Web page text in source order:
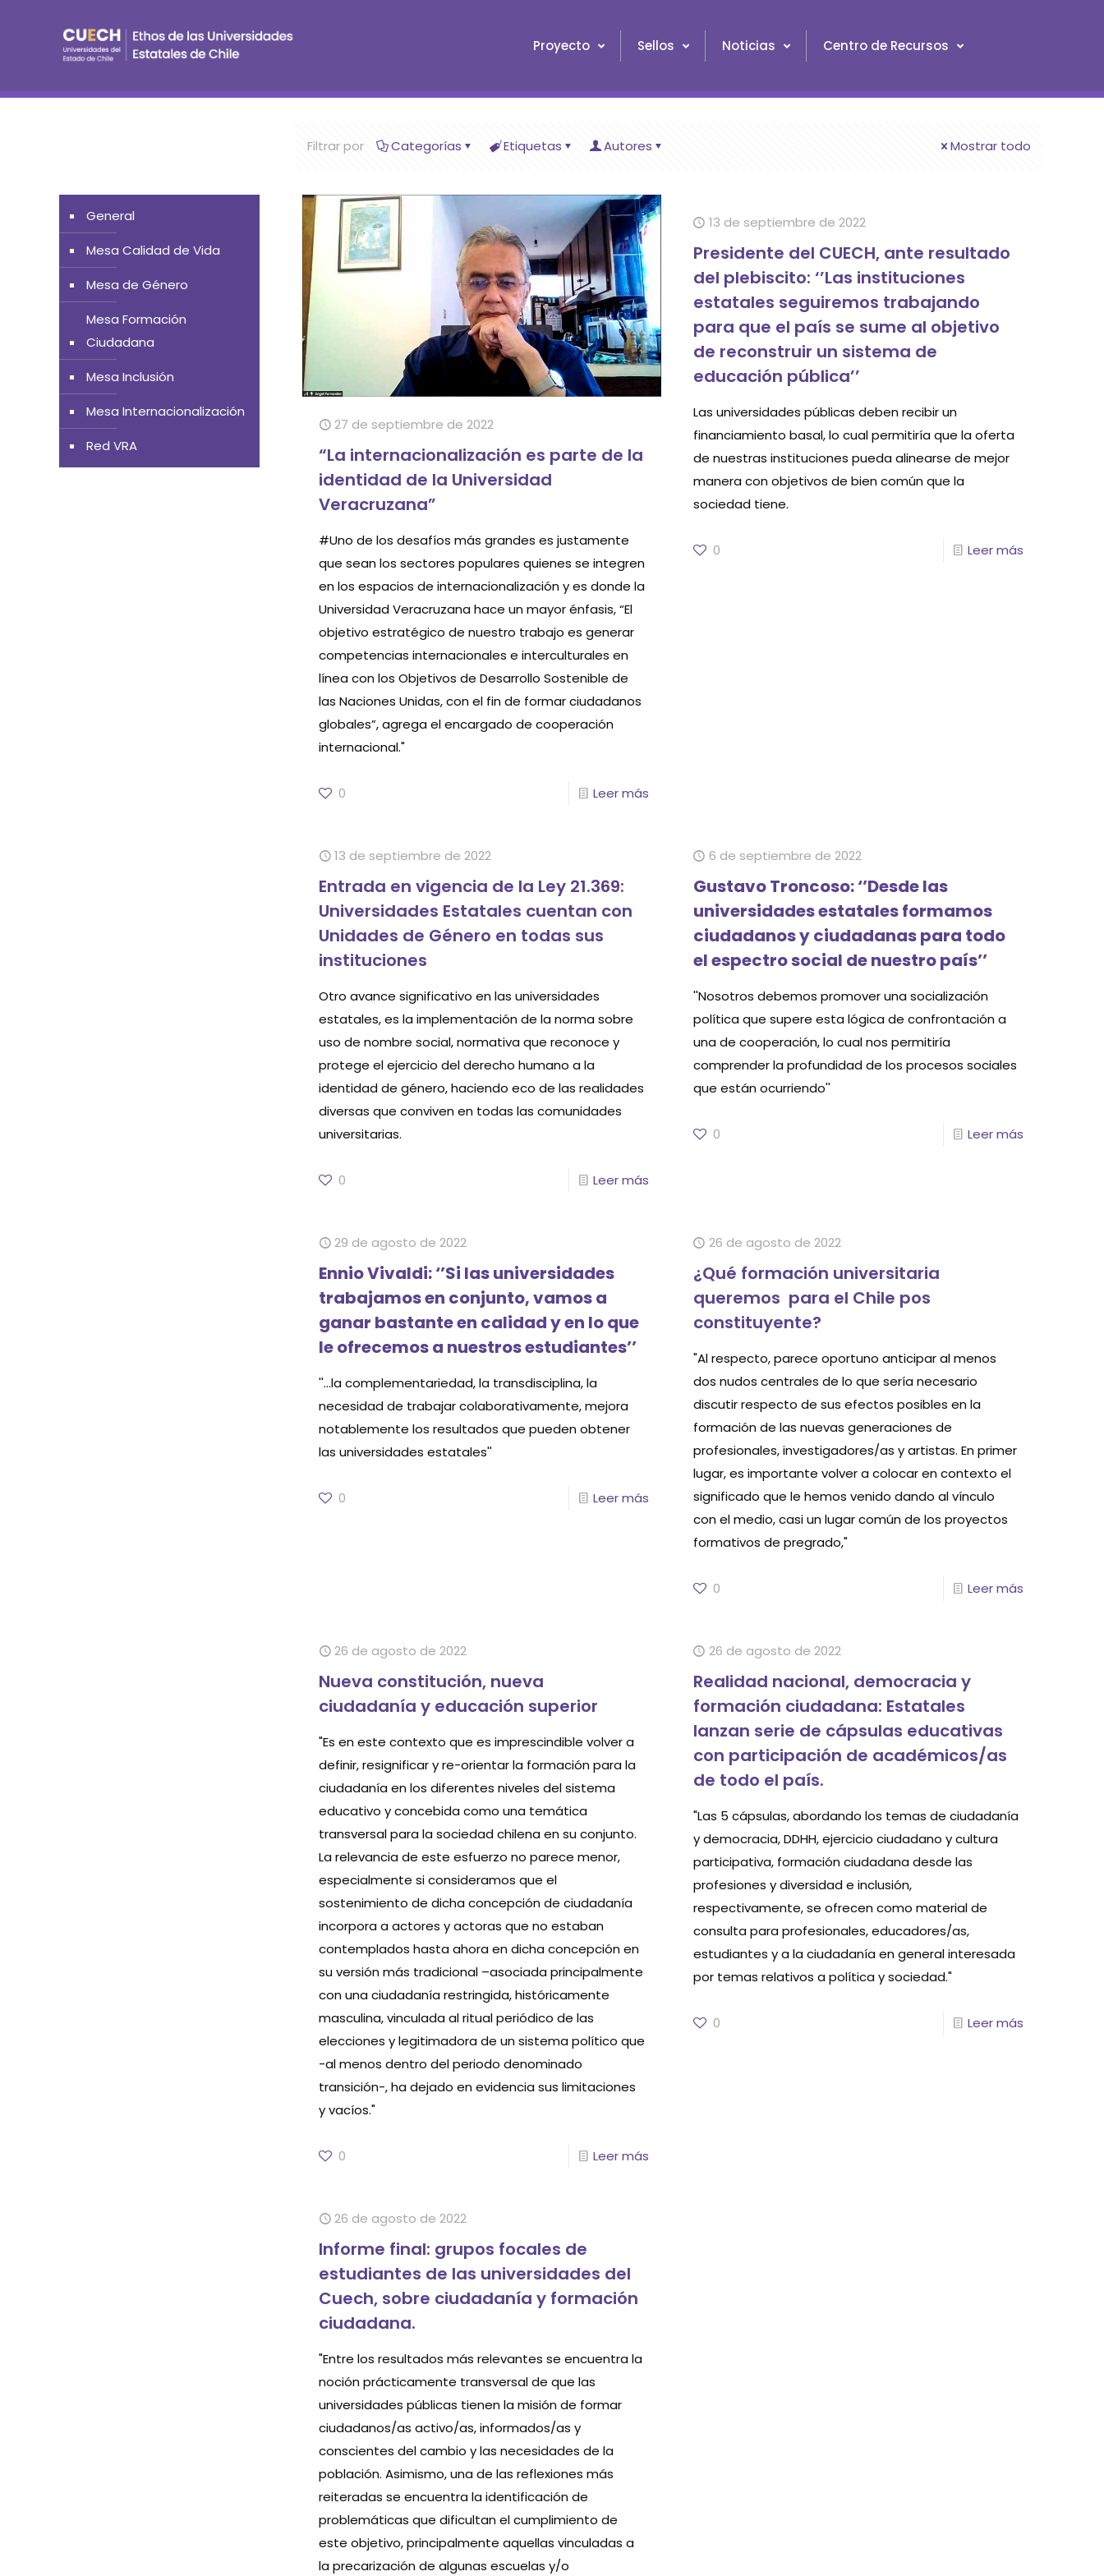
Proyecto Sellos Noticias Centro de Recursos
Filtrar por Categorías Etiquetas Autores Mostrar todo
27 de septiembre de 2022
“La internacionalización es parte de la
identidad de la Universidad
Veracruzana”
#Uno de los desafíos más grandes es justamente
que sean los sectores populares quienes se integren
en los espacios de internacionalización y es donde la
Universidad Veracruzana hace un mayor énfasis, “El
objetivo estratégico de nuestro trabajo es generar
competencias internacionales e interculturales en
línea con los Objetivos de Desarrollo Sostenible de
las Naciones Unidas, con el fin de formar ciudadanos
globales”, agrega el encargado de cooperación
internacional."
0 Leer más
13 de septiembre de 2022
Presidente del CUECH, ante resultado
del plebiscito: ‘’Las instituciones
estatales seguiremos trabajando
para que el país se sume al objetivo
de reconstruir un sistema de
educación pública’’
Las universidades públicas deben recibir un
financiamiento basal, lo cual permitiría que la oferta
de nuestras instituciones pueda alinearse de mejor
manera con objetivos de bien común que la
sociedad tiene.
0 Leer más
13 de septiembre de 2022
Entrada en vigencia de la Ley 21.369:
Universidades Estatales cuentan con
Unidades de Género en todas sus
instituciones
Otro avance significativo en las universidades
estatales, es la implementación de la norma sobre
uso de nombre social, normativa que reconoce y
protege el ejercicio del derecho humano a la
identidad de género, haciendo eco de las realidades
diversas que conviven en todas las comunidades
universitarias.
0 Leer más
6 de septiembre de 2022
Gustavo Troncoso: ‘’Desde las
universidades estatales formamos
ciudadanos y ciudadanas para todo
el espectro social de nuestro país’’
''Nosotros debemos promover una socialización
política que supere esta lógica de confrontación a
una de cooperación, lo cual nos permitiría
comprender la profundidad de los procesos sociales
que están ocurriendo''
0 Leer más
29 de agosto de 2022
Ennio Vivaldi: ‘’Si las universidades
trabajamos en conjunto, vamos a
ganar bastante en calidad y en lo que
le ofrecemos a nuestros estudiantes’’
''...la complementariedad, la transdisciplina, la
necesidad de trabajar colaborativamente, mejora
notablemente los resultados que pueden obtener
las universidades estatales''
0 Leer más
26 de agosto de 2022
¿Qué formación universitaria
queremos para el Chile pos
constituyente?
"Al respecto, parece oportuno anticipar al menos
dos nudos centrales de lo que sería necesario
discutir respecto de sus efectos posibles en la
formación de las nuevas generaciones de
profesionales, investigadores/as y artistas. En primer
lugar, es importante volver a colocar en contexto el
significado que le hemos venido dando al vínculo
con el medio, casi un lugar común de los proyectos
formativos de pregrado,"
0 Leer más
26 de agosto de 2022
Nueva constitución, nueva
ciudadanía y educación superior
"Es en este contexto que es imprescindible volver a
definir, resignificar y re-orientar la formación para la
ciudadanía en los diferentes niveles del sistema
educativo y concebida como una temática
transversal para la sociedad chilena en su conjunto.
La relevancia de este esfuerzo no parece menor,
especialmente si consideramos que el
sostenimiento de dicha concepción de ciudadanía
incorpora a actores y actoras que no estaban
contemplados hasta ahora en dicha concepción en
su versión más tradicional –asociada principalmente
con una ciudadanía restringida, históricamente
masculina, vinculada al ritual periódico de las
elecciones y legitimadora de un sistema político que
-al menos dentro del periodo denominado
transición-, ha dejado en evidencia sus limitaciones
y vacíos."
0 Leer más
26 de agosto de 2022
Realidad nacional, democracia y
formación ciudadana: Estatales
lanzan serie de cápsulas educativas
con participación de académicos/as
de todo el país.
"Las 5 cápsulas, abordando los temas de ciudadanía
y democracia, DDHH, ejercicio ciudadano y cultura
participativa, formación ciudadana desde las
profesiones y diversidad e inclusión,
respectivamente, se ofrecen como material de
consulta para profesionales, educadores/as,
estudiantes y a la ciudadanía en general interesada
por temas relativos a política y sociedad."
0 Leer más
26 de agosto de 2022
Informe final: grupos focales de
estudiantes de las universidades del
Cuech, sobre ciudadanía y formación
ciudadana.
"Entre los resultados más relevantes se encuentra la
noción prácticamente transversal de que las
universidades públicas tienen la misión de formar
ciudadanos/as activo/as, informados/as y
conscientes del cambio y las necesidades de la
población. Asimismo, una de las reflexiones más
reiteradas se encuentra la identificación de
problemáticas que dificultan el cumplimiento de
este objetivo, principalmente aquellas vinculadas a
la precarización de algunas escuelas y/o
General
Mesa Calidad de Vida
Mesa de Género
Mesa Formación
Ciudadana
Mesa Inclusión
Mesa Internacionalización
Red VRA